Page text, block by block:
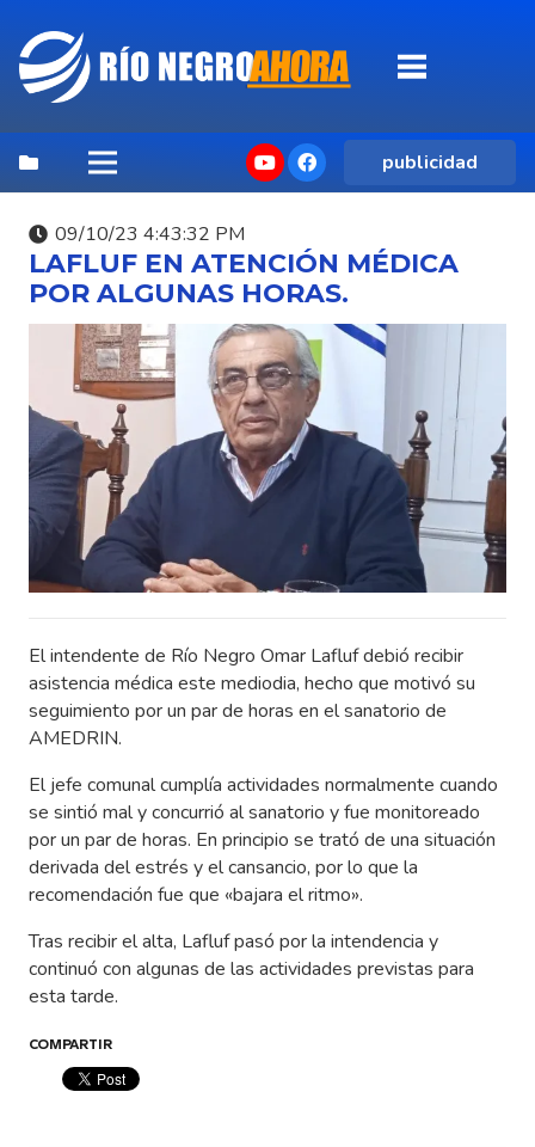
publicidad
09/10/23 4:43:32 PM
LAFLUF EN ATENCIÓN MÉDICA
POR ALGUNAS HORAS.
El intendente de Río Negro Omar Lafluf debió recibir
asistencia médica este mediodia, hecho que motivó su
seguimiento por un par de horas en el sanatorio de
AMEDRIN.
El jefe comunal cumplía actividades normalmente cuando
se sintió mal y concurrió al sanatorio y fue monitoreado
por un par de horas. En principio se trató de una situación
derivada del estrés y el cansancio, por lo que la
recomendación fue que «bajara el ritmo».
Tras recibir el alta, Lafluf pasó por la intendencia y
continuó con algunas de las actividades previstas para
esta tarde.
COMPARTIR